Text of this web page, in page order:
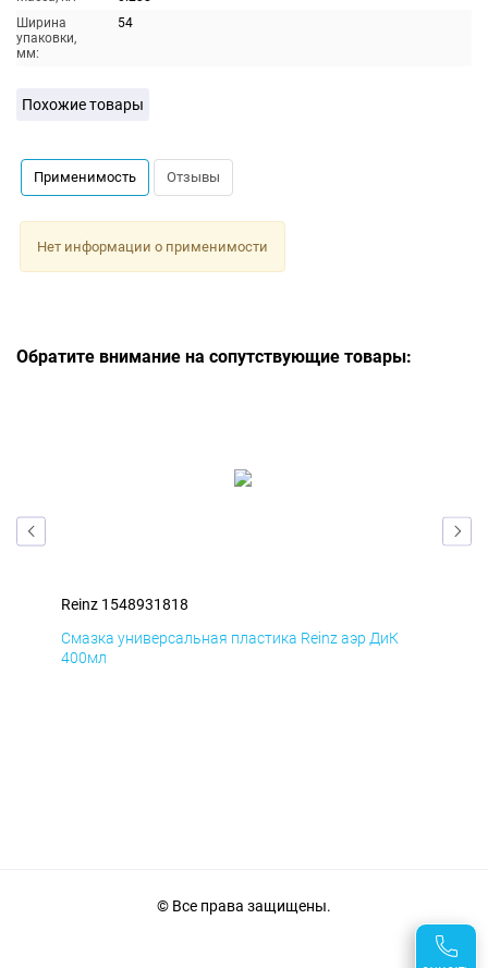
Ширина
упаковки,
мм:
54
Похожие товары
Применимость Отзывы
Нет информации о применимости
Обратите внимание на сопутствующие товары:
Reinz 1548931818
Смазка универсальная пластика Reinz аэр ДиК
400мл
© Все права защищены.